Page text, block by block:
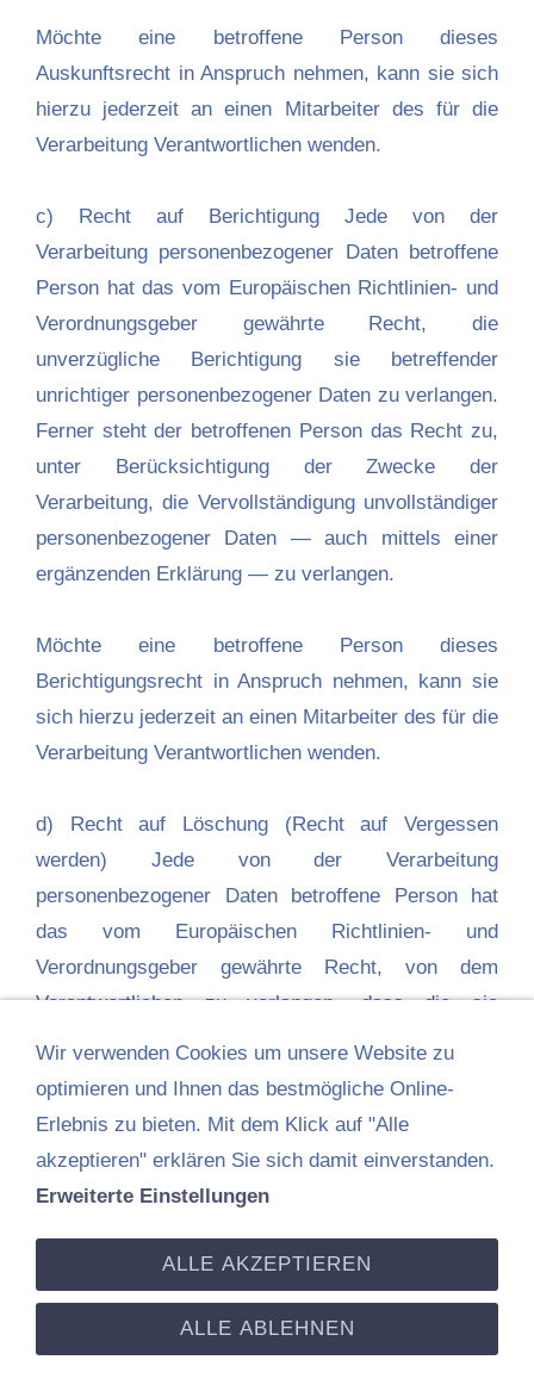
Möchte eine betroffene Person dieses
Auskunftsrecht in Anspruch nehmen, kann sie sich
hierzu jederzeit an einen Mitarbeiter des für die
Verarbeitung Verantwortlichen wenden.
c) Recht auf Berichtigung Jede von der
Verarbeitung personenbezogener Daten betroffene
Person hat das vom Europäischen Richtlinien- und
Verordnungsgeber gewährte Recht, die
unverzügliche Berichtigung sie betreffender
unrichtiger personenbezogener Daten zu verlangen.
Ferner steht der betroffenen Person das Recht zu,
unter Berücksichtigung der Zwecke der
Verarbeitung, die Vervollständigung unvollständiger
personenbezogener Daten — auch mittels einer
ergänzenden Erklärung — zu verlangen.
Möchte eine betroffene Person dieses
Berichtigungsrecht in Anspruch nehmen, kann sie
sich hierzu jederzeit an einen Mitarbeiter des für die
Verarbeitung Verantwortlichen wenden.
d) Recht auf Löschung (Recht auf Vergessen
werden) Jede von der Verarbeitung
personenbezogener Daten betroffene Person hat
das vom Europäischen Richtlinien- und
Verordnungsgeber gewährte Recht, von dem
Verantwortlichen zu verlangen, dass die sie
verarbeitet, für welche sie nicht mehr notwendig
sind.
Die betroffene Person widerruft ihre Einwilligung,
Wir verwenden Cookies um unsere Website zu
optimieren und Ihnen das bestmögliche Online-
Erlebnis zu bieten. Mit dem Klick auf "Alle
akzeptieren" erklären Sie sich damit einverstanden.
Erweiterte Einstellungen
ALLE AKZEPTIEREN
ALLE ABLEHNEN